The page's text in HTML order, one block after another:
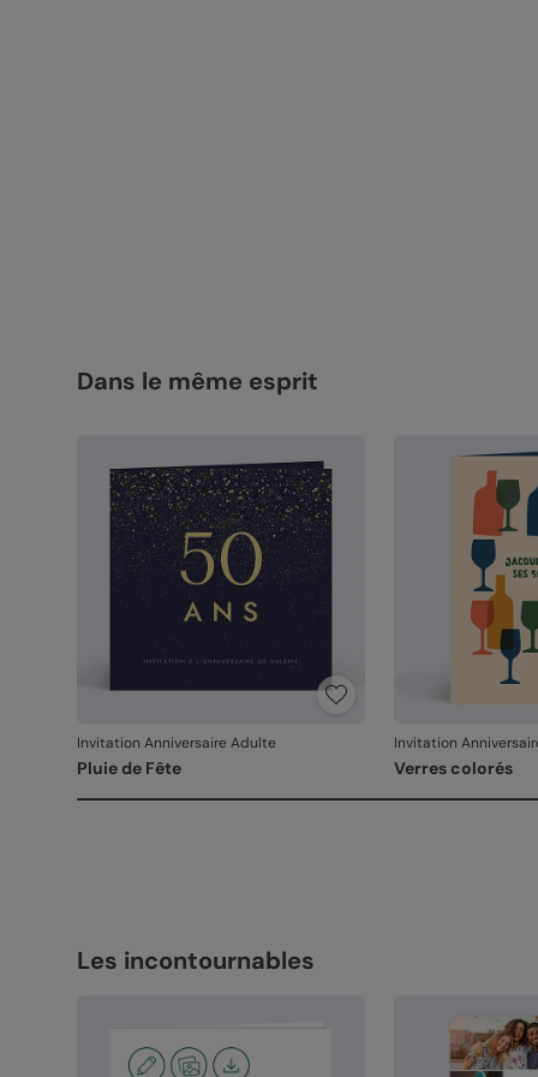
Dans le même esprit
Invitation Anniversaire Adulte
Pluie de Fête
Invitation
Verres colorés
Les incontournables